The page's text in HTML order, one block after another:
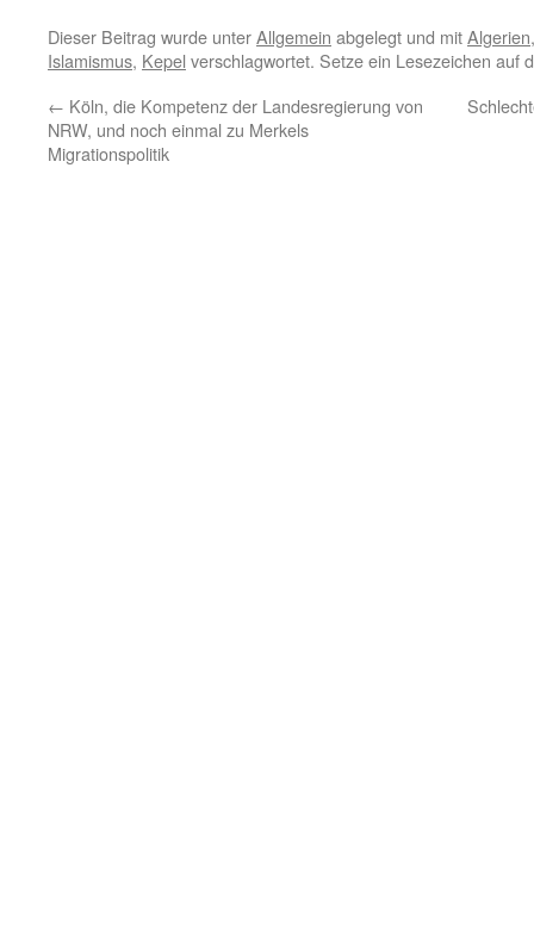
Dieser Beitrag wurde unterAllgemein abgelegt und mitAlgerien
Islamismus, Kepel verschlagwortet. Setze ein Lesezeichen auf
← Köln, die Kompetenz der Landesregierung von
NRW, und noch einmal zu Merkels
Migrationspolitik